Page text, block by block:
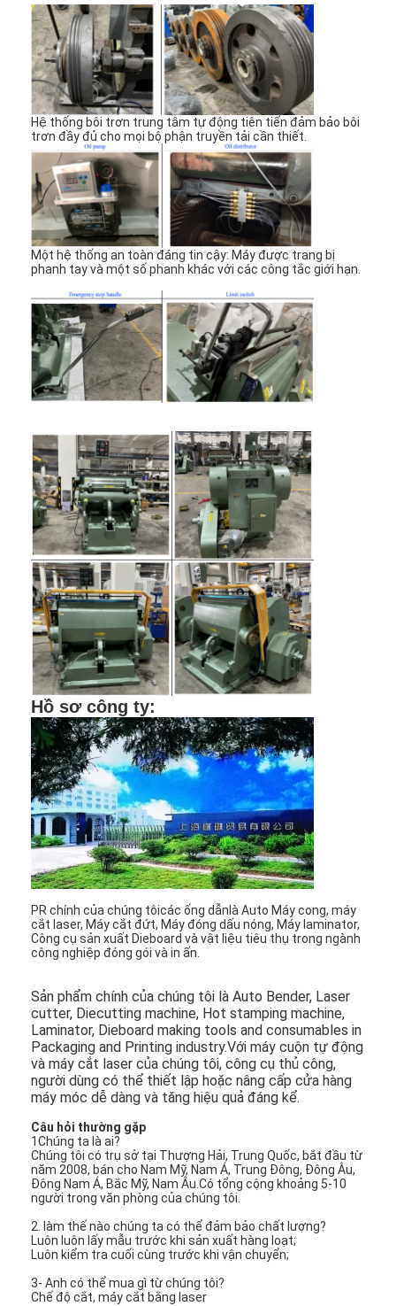
Về chúng tôi
Tham quan nhà máy
Kiểm soát chất lượng
Liên hệ chúng tôi
Tin tức
Các trường hợp
Máy cắt Laser
Thép cắt Rule
Die cắt tiêu hao
Máy tự động Bender
Máy ép công nghiệp
Sách Making Machine
Máy đóng gói tự động
Máy in tự động
Thiết bị báo bài viết
Thiết bị báo trước
Vật tư tiêu hao khác
Laser Marking Machine
Túi giấy Forming Machine
Máy đóng gói tự động
Hệ thống bôi trơn trung tâm tự động tiên tiến đảm bảo bôi
trơn đầy đủ cho mọi bộ phận truyền tải cần thiết.
Một hệ thống an toàn đáng tin cậy: Máy được trang bị
phanh tay và một số phanh khác với các công tắc giới hạn.
Hồ sơ công ty:
PR chính của chúng tôicác ống dẫn là Auto Máy cong, máy
cắt laser, Máy cắt đứt, Máy đóng dấu nóng, Máy laminator,
Công cụ sản xuất Dieboard và vật liệu tiêu thụ trong ngành
công nghiệp đóng gói và in ấn.
Sản phẩm chính của chúng tôi là Auto Bender, Laser
cutter, Diecutting machine, Hot stamping machine,
Laminator, Dieboard making tools and consumables in
Packaging and Printing industry.Với máy cuộn tự động
và máy cắt laser của chúng tôi, công cụ thủ công,
người dùng có thể thiết lập hoặc nâng cấp cửa hàng
máy móc dễ dàng và tăng hiệu quả đáng kể.
Câu hỏi thường gặp
1Chúng ta là ai?
Chúng tôi có trụ sở tại Thượng Hải, Trung Quốc, bắt đầu từ
năm 2008, bán cho Nam Mỹ, Nam Á, Trung Đông, Đông Âu,
Đông Nam Á, Bắc Mỹ, Nam Âu.Có tổng cộng khoảng 5-10
người trong văn phòng của chúng tôi.
2. làm thế nào chúng ta có thể đảm bảo chất lượng?
Luôn luôn lấy mẫu trước khi sản xuất hàng loạt;
Luôn kiểm tra cuối cùng trước khi vận chuyển;
3- Anh có thể mua gì từ chúng tôi?
Chế độ cắt, máy cắt bằng laser